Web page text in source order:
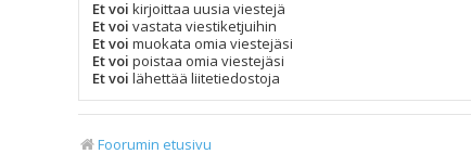
Et voi kirjoittaa uusia viestejä
Et voi vastata viestiketjuihin
Et voi muokata omia viestejäsi
Et voi poistaa omia viestejäsi
Et voi lähettää liitetiedostoja
Foorumin etusivu